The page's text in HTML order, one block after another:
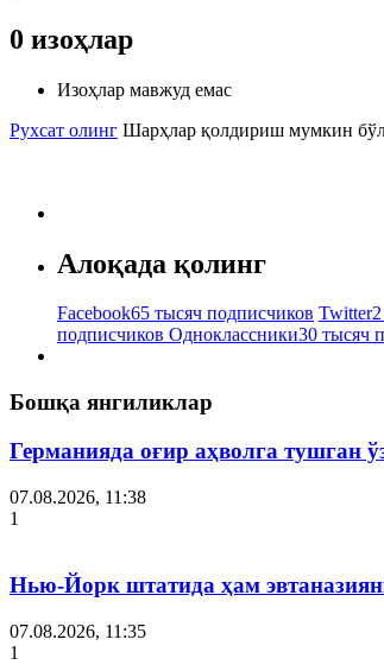
0 изоҳлар
Изоҳлар мавжуд емас
Рухсат олинг Шарҳлар қолдириш мумкин
Алоқада қолинг
Facebook65 тысяч подписчиков Twitter
подписчиков Одноклассники30 тысяч
Бошқа янгиликлар
Германияда оғир аҳволга тушган
07.08.2026, 11:38
1
Нью-Йорк штатида ҳам
07.08.2026, 11:35
1